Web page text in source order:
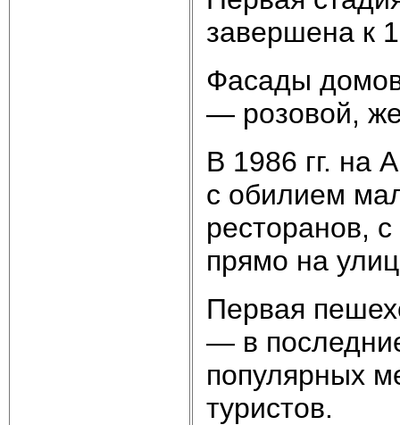
завершена к
Фасады
— розовой,
В 1986 гг. на
с обилием
ресторанов,
прямо на
Первая
— в
популярных
туристов.